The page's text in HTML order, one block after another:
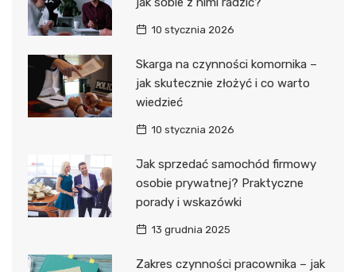
10 stycznia 2026
Skarga na czynności komornika –
jak skutecznie złożyć i co warto
wiedzieć
10 stycznia 2026
Jak sprzedać samochód firmowy
osobie prywatnej? Praktyczne
porady i wskazówki
13 grudnia 2025
Zakres czynności pracownika – jak